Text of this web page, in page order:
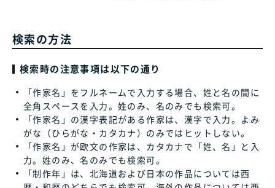
検索の方法
検索時の注意事項は以下の通り
「作家名」をフルネームで入力する場合、姓と名の間に
全角スペースを入力。姓のみ、名のみでも検索可。
「作家名」の漢字表記がある作家は、漢字で入力。よみ
がな（ひらがな・カタカナ）のみではヒットしない。
「作家名」が欧文の作家は、カタカナで「姓、名」と入
力。姓のみ、名のみでも検索可。
「制作年」は、北海道および日本の作品については西